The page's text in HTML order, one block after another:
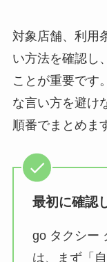
対象店舗、利用
い方法を確認し
ことが重要です
な言い方を避け
順番でまとめま
最初に確認
go タクシー
は、まず「